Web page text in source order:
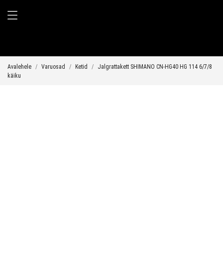
Avalehele Varuosad Ketid
Jalgrattakett SHIMANO CN-HG40 HG 114 6/7/8
käiku